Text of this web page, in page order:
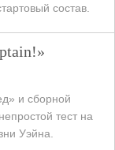
состав.
и сборной
тест на
Уэйна.